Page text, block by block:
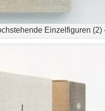
Einzelfiguren (2)